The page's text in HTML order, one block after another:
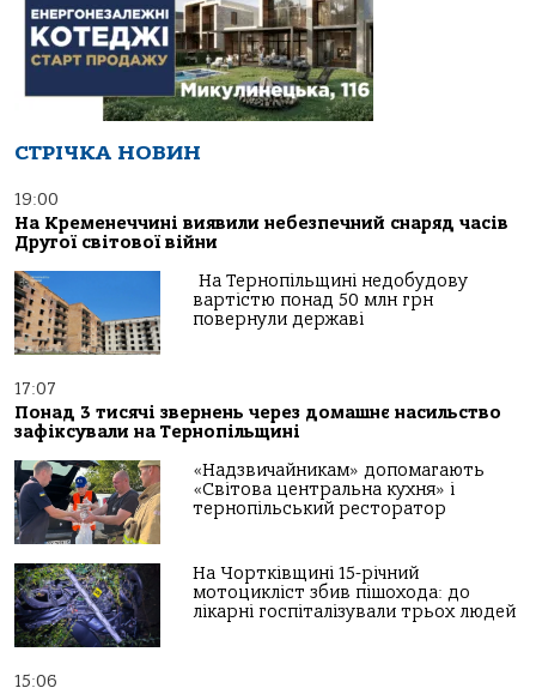
СТРІЧКА НОВИН
19:00
На Кременеччині виявили небезпечний снаряд часів
Другої світової війни
На Тернопільщині недобудову
вартістю понад 50 млн грн
повернули державі
17:07
Понад 3 тисячі звернень через домашнє насильство
зафіксували на Тернопільщині
«Надзвичайникам» допомагають
«Світова центральна кухня» і
тернопільський ресторатор
На Чортківщині 15-річний
мотоцикліст збив пішохода: до
лікарні госпіталізували трьох людей
15:06